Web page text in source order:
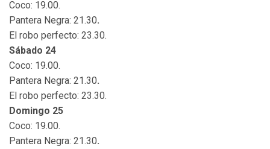
Coco: 19.00.
Pantera Negra: 21.30.
El robo perfecto: 23.30.
Sábado 24
Coco: 19.00.
Pantera Negra: 21.30.
El robo perfecto: 23.30.
Domingo 25
Coco: 19.00.
Pantera Negra: 21.30.